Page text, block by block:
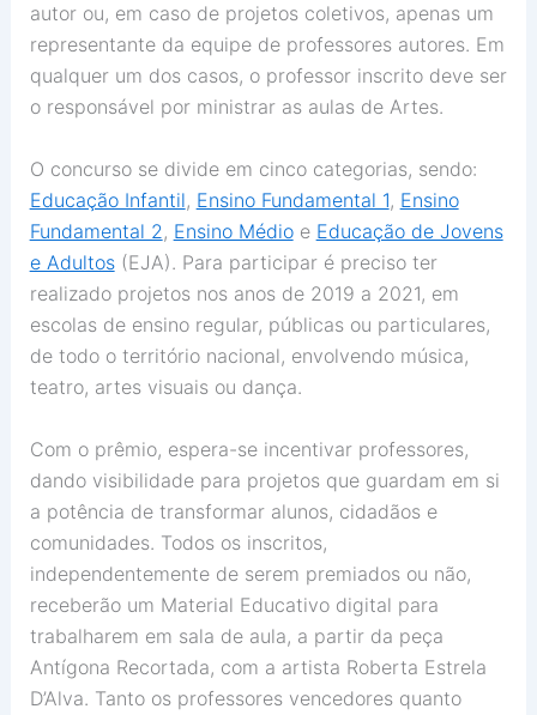
autor ou, em caso de projetos coletivos, apenas um
representante da equipe de professores autores. Em
qualquer um dos casos, o professor inscrito deve ser
o responsável por ministrar as aulas de Artes.
O concurso se divide em cinco categorias, sendo:
Educação Infantil, Ensino Fundamental 1, Ensino
Fundamental 2, Ensino Médioe Educação de Jovens
e Adultos(EJA). Para participar é preciso ter
realizado projetos nos anos de 2019 a 2021, em
escolas de ensino regular, públicas ou particulares,
de todo o território nacional, envolvendo música,
teatro, artes visuais ou dança.
Com o prêmio, espera-se incentivar professores,
dando visibilidade para projetos que guardam em si
a potência de transformar alunos, cidadãos e
comunidades. Todos os inscritos,
independentemente de serem premiados ou não,
receberão um Material Educativo digital para
trabalharem em sala de aula, a partir da peça
Antígona Recortada, com a artista Roberta Estrela
D’Alva. Tanto os professores vencedores quanto